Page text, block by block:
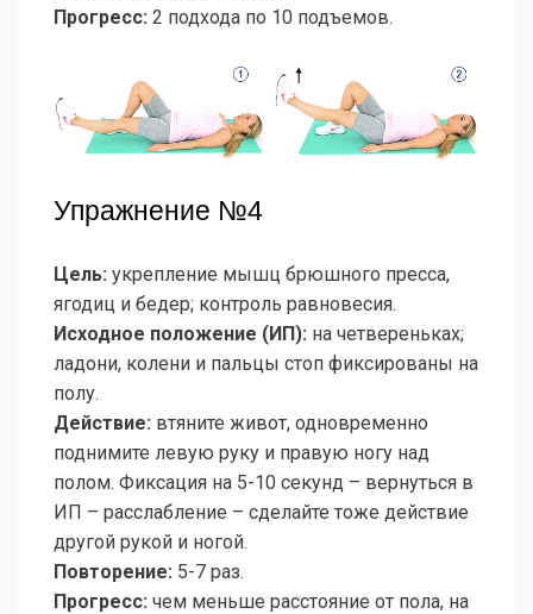
Прогресс: 2 подхода по 10 подъемов.
Упражнение №4
Цель: укрепление мышц брюшного пресса,
ягодиц и бедер; контроль равновесия.
Исходное положение (ИП): на четвереньках;
ладони, колени и пальцы стоп фиксированы на
полу.
Действие: втяните живот, одновременно
поднимите левую руку и правую ногу над
полом. Фиксация на 5-10 секунд – вернуться в
ИП – расслабление – сделайте тоже действие
другой рукой и ногой.
Повторение: 5-7 раз.
Прогресс: чем меньше расстояние от пола, на